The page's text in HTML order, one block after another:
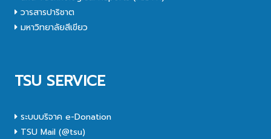
วารสารปาริชาต
มหาวิทยาลัยสีเขียว
TSU SERVICE
ระบบบริจาค e-Donation
TSU Mail (@tsu)